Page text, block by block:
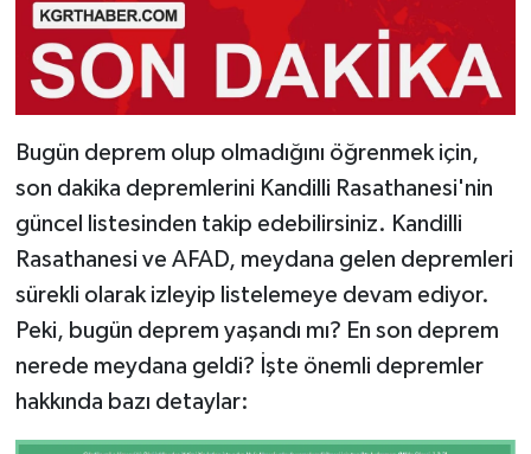
Bugün deprem olup olmadığını öğrenmek için,
son dakika depremlerini Kandilli Rasathanesi'nin
güncel listesinden takip edebilirsiniz. Kandilli
Rasathanesi ve AFAD, meydana gelen depremleri
sürekli olarak izleyip listelemeye devam ediyor.
Peki, bugün deprem yaşandı mı? En son deprem
nerede meydana geldi? İşte önemli depremler
hakkında bazı detaylar: